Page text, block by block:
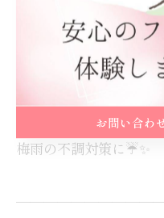
お気軽にDM・LINE
梅雨の不調対策に☔✨
お問い合わ
お問い合わ